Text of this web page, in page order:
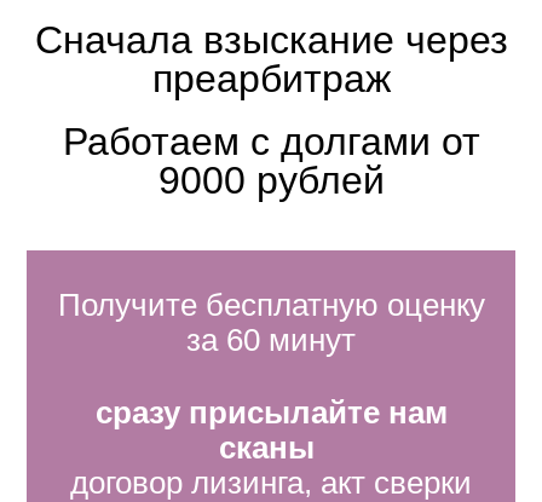
Сначала взыскание через
преарбитраж
Работаем с долгами от
9000 рублей
Получите бесплатную оценку
за 60 минут
сразу присылайте нам
сканы
договор лизинга, акт сверки